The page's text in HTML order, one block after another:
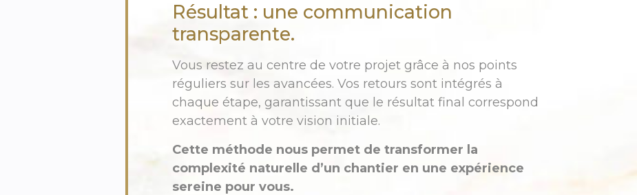
Résultat : une communication
transparente.
Vous restez au centre de votre projet grâce à nos points
réguliers sur les avancées. Vos retours sont intégrés à
chaque étape, garantissant que le résultat final correspond
exactement à votre vision initiale.
Cette méthode nous permet de transformer la
complexité naturelle d’un chantier en une expérience
sereine pour vous.